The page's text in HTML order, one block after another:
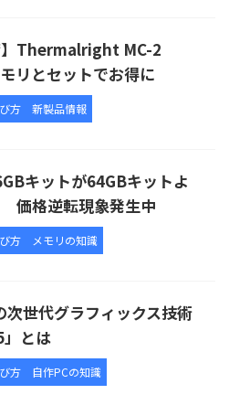
】Thermalright MC-2
リとセットでお得に
方 新製品情報
キットが64GBキットよ
価格逆転現象発生中
方 メモリの知識
次世代グラフィックス技術
」とは
方 自作PCの知識